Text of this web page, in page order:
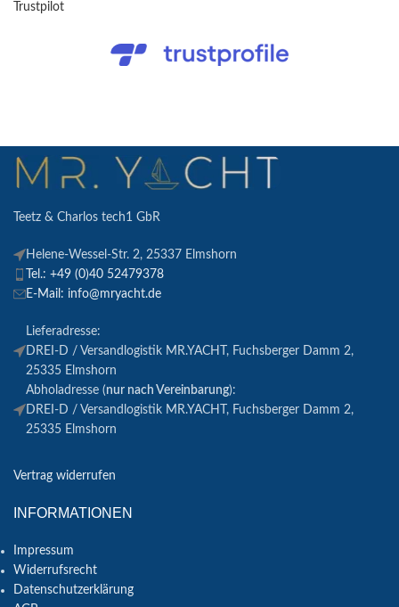
Trustpilot
Teetz & Charlos tech1 GbR
Helene-Wessel-Str. 2, 25337 Elmshorn
Tel.: +49 (0)40 52479378
E-Mail: info@mryacht.de
Lieferadresse:
DREI-D / Versandlogistik MR.YACHT, Fuchsberger Damm 2,
25335 Elmshorn
Abholadresse (nur nach Vereinbarung):
DREI-D / Versandlogistik MR.YACHT, Fuchsberger Damm 2,
25335 Elmshorn
Vertrag widerrufen
INFORMATIONEN
Impressum
Widerrufsrecht
Datenschutzerklärung